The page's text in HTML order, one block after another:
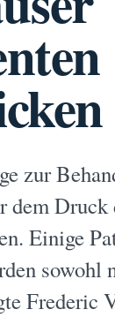
zur
dem
Einige
sowohl
Frederic